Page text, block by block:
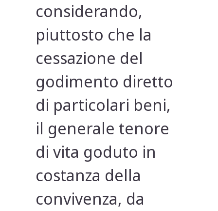
considerando,
piuttosto che la
cessazione del
godimento diretto
di particolari beni,
il generale tenore
di vita goduto in
costanza della
convivenza, da